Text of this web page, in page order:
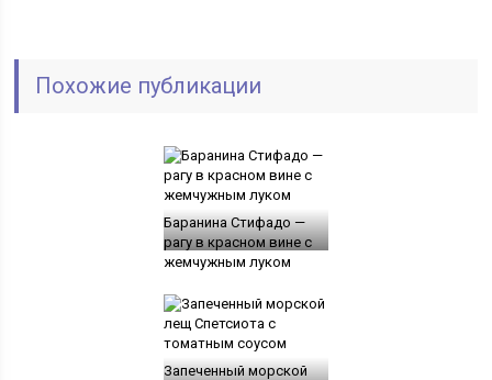
Похожие публикации
Баранина Стифадо —
рагу в красном вине с
жемчужным луком
Запеченный морской